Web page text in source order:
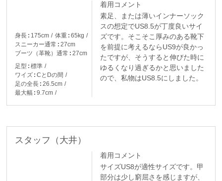
身長 175cm 体重
65kg
スニーカー通常
27cm
ブーツ（革靴）通常
27cm
足型
標準
ワイズ
CとDの間
足の全長
26.5cm
最大幅
9.7cm
着用コメント
素足、または薄いインナーソック
スの想定でUS8.5が丁度良いサイ
ズです。そこそこ厚みのある靴下
を前提に考えるならUS9が良かっ
たですが、そうすると伸びた時に
ゆるくなり過ぎるかと思いました
ので、私物はUS8.5にしました。
スタッフ（大井）
着用コメント
サイズUS8が適性サイズです。甲
部分は少し窮屈さを感じますが、